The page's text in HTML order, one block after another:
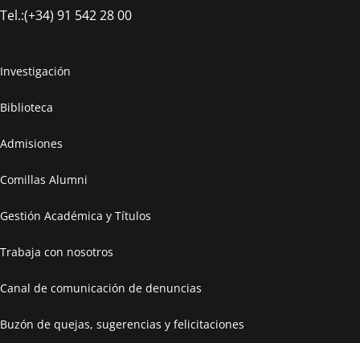
Tel.:(+34) 91 542 28 00
Investigación
Biblioteca
Admisiones
Comillas Alumni
Gestión Académica y Títulos
Trabaja con nosotros
Canal de comunicación de denuncias
Buzón de quejas, sugerencias y felicitaciones